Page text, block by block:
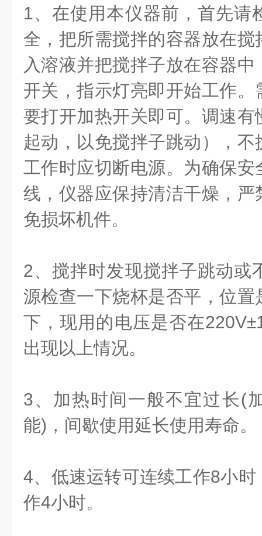
1、在使用本仪器前，首先请
全，把所需搅拌的容器放在
入溶液并把搅拌子放在容器
开关，指示灯亮即开始工作
要打开加热开关即可。调速
起动，以免搅拌子跳动），
工作时应切断电源。为确保
线，仪器应保持清洁干燥，
免损坏机件。
2、搅拌时发现搅拌子跳动或
源检查一下烧杯是否平，位
下，现用的电压是否在
出现以上情况。
3、加热时间一般不宜过长(
能)，间歇使用延长使用寿命。
4、低速运转可连续工作8小
作4小时。